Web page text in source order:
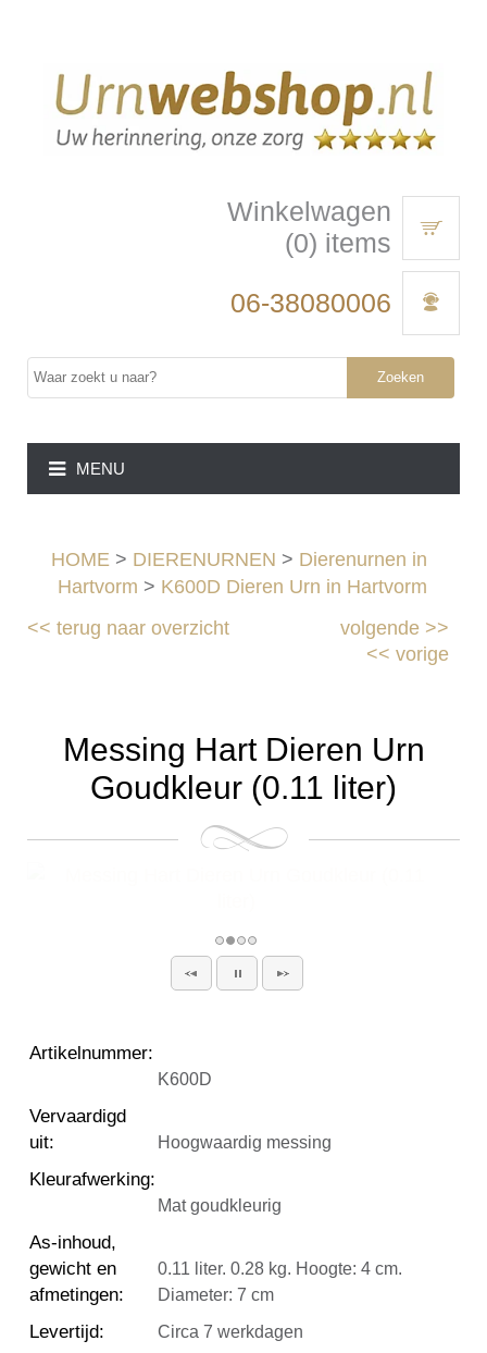
Winkelwagen
(0) items
06-38080006
Zoeken
MENU
HOME > DIERENURNEN > Dierenurnen in
Hartvorm > K600D Dieren Urn in Hartvorm
<<terug naar overzicht volgende>>
<< vorige
Messing Hart Dieren Urn
Goudkleur (0.11 liter)
Artikelnummer:
K600D
Vervaardigd
uit: Hoogwaardig messing
Kleurafwerking:
Mat goudkleurig
As-inhoud,
gewicht en
afmetingen:
0.11 liter. 0.28 kg. Hoogte: 4 cm.
Diameter: 7 cm
Levertijd: Circa 7 werkdagen